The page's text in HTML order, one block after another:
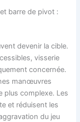
barre de pivot :
devenir la cible.
visserie
concernée.
manœuvres
plus complexe. Les
et réduisent les
du jeu